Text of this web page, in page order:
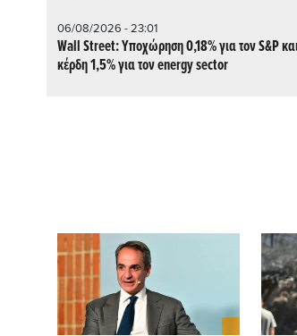
06/08/2026 - 23:01
Wall Street: Υποχώρηση 0,18% για τον S&P
κέρδη 1,5% για τον energy sector